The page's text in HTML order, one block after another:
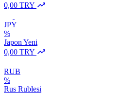
0,00 TRY
JPY
%
Japon Yeni
0,00 TRY
RUB
%
Rus Rublesi